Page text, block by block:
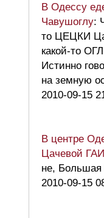
В Одессу
Чавушоглу:
то ЦЕЦКИ
какой-то
Истинно
на земную
2010-09-15
В центре
Цачевой
не,
2010-09-15